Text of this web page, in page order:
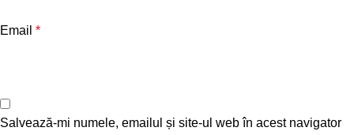
Email *
Salvează-mi numele, emailul și site-ul web în acest navigator